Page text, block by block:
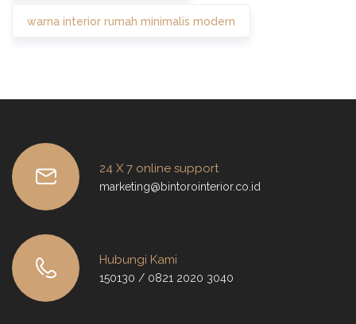
warna interior rumah minimalis modern
24 X 7 online support
marketing@bintorointerior.co.id
Hubungi Kami
150130 / 0821 2020 3040